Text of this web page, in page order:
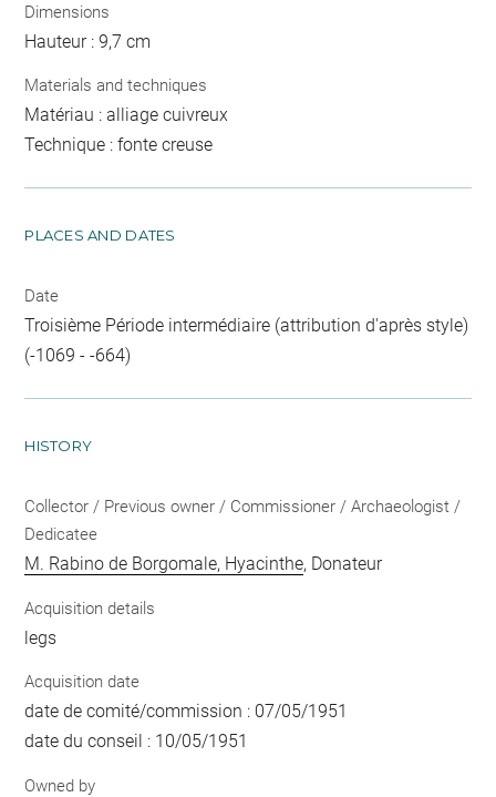
Dimensions
Hauteur : 9,7 cm
Materials and techniques
Matériau : alliage cuivreux
Technique : fonte creuse
PLACES AND DATES
Date
Troisième Période intermédiaire (attribution d'après style)
(-1069 - -664)
HISTORY
Collector / Previous owner / Commissioner / Archaeologist /
Dedicatee
M. Rabino de Borgomale, Hyacinthe, Donateur
Acquisition details
legs
Acquisition date
date de comité/commission : 07/05/1951
date du conseil : 10/05/1951
Owned by